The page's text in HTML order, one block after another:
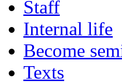
Staff
Internal life
Become
Texts